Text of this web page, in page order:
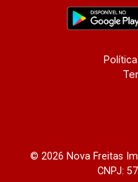
© 2026 Nova Freitas
CNPJ: